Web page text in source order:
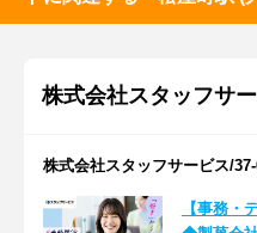
株式会社スタッフサ
株式会社スタッフサービス/
【事務・